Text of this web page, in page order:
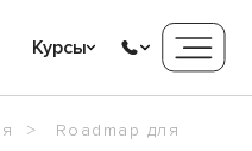
Курсы
Roadmap для